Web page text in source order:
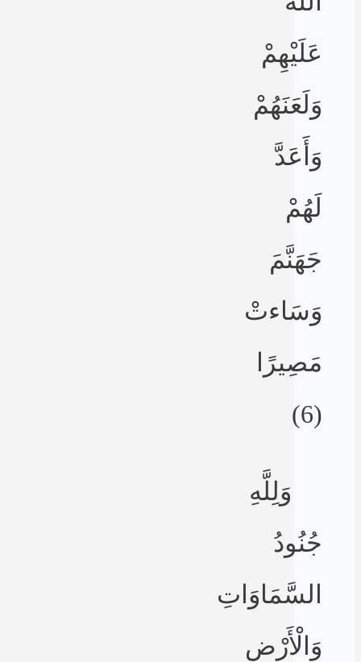
عَلَيْهِمْ
وَلَعَنَهُمْ
وَأَعَدَّ
لَهُمْ
جَهَنَّمَ
وَسَاءتْ
مَصِيرًا
(6)
وَلِلَّهِ
جُنُودُ
السَّمَاوَاتِ
وَالْأَرْضِ